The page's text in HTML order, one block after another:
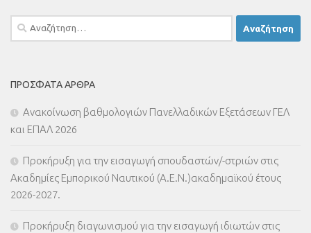
Αναζήτηση
για:
ΠΡΌΣΦΑΤΑ ΆΡΘΡΑ
Ανακοίνωση βαθμολογιών Πανελλαδικών Εξετάσεων ΓΕΛ
και ΕΠΑΛ 2026
Προκήρυξη για την εισαγωγή σπουδαστών/-στριών στις
Ακαδημίες Εμπορικού Ναυτικού (Α.Ε.Ν.)ακαδημαϊκού έτους
2026-2027.
Προκήρυξη διαγωνισμού για την εισαγωγή ιδιωτών στις